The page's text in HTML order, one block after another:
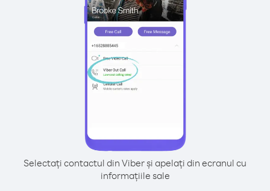
Selectați contactul din Viber și apelați din ecranul cu
informațiile sale